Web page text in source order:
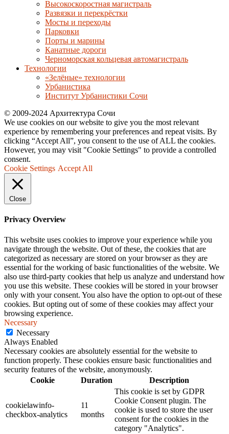
Высокоскоростная магистраль
Развязки и перекрёстки
Мосты и переходы
Парковки
Порты и марины
Канатные дороги
Черноморская кольцевая автомагистраль
Технологии
«Зелёные» технологии
Урбанистика
Институт Урбанистики Сочи
© 2009-2024 Архитектура Сочи
We use cookies on our website to give you the most relevant
experience by remembering your preferences and repeat visits. By
clicking “Accept All”, you consent to the use of ALL the cookies.
However, you may visit "Cookie Settings" to provide a controlled
consent.
Cookie Settings Accept All
Close
Privacy Overview
This website uses cookies to improve your experience while you
navigate through the website. Out of these, the cookies that are
categorized as necessary are stored on your browser as they are
essential for the working of basic functionalities of the website. We
also use third-party cookies that help us analyze and understand how
you use this website. These cookies will be stored in your browser
only with your consent. You also have the option to opt-out of these
cookies. But opting out of some of these cookies may affect your
browsing experience.
Necessary
Necessary
Always Enabled
Necessary cookies are absolutely essential for the website to
function properly. These cookies ensure basic functionalities and
security features of the website, anonymously.
Cookie
Duration Description
cookielawinfo-
checkbox-analytics
11
months
This cookie is set by GDPR
Cookie Consent plugin. The
cookie is used to store the user
consent for the cookies in the
category "Analytics".